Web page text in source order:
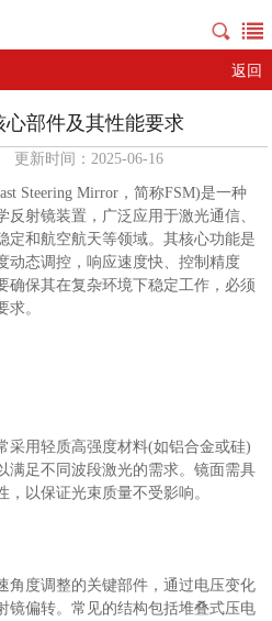
返回
心部件及其性能要求
更新时间：2025-06-16
Steering Mirror，简称FSM)是一种
射镜装置，广泛应用于激光通信、
定和航空航天等领域。其核心功能是
动态调控，响应速度快、控制精度
确保其在复杂环境下稳定工作，必须
。
用轻质高强度材料(如铝合金或硅)
满足不同波段激光的需求。镜面需具
以保证光束质量不受影响。
度调整的关键部件，通过电压变化
镜偏转。常见的结构包括堆叠式压电